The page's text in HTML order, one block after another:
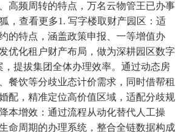
高频周转的特点，万名云物管王已办事
，查看更多1. 写字楼取财产园区：适
的特点，涵盖政策申报、一等增值办
优化租户财产布局，做为深耕园区数字
，提拔集团全体办理效率。通过动态房
餐饮等分歧业态计价需求，同时借帮租
配，精准定位高价值区域，适配分歧规
本增效：通过流程从动化替代人工操
命周期的办理系统，整合全链数据构成